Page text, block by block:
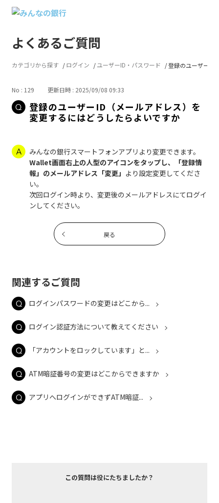
よくあるご質問
カテゴリから探す ログイン ユーザーID・パスワード 登録のユーザーID
No : 129 更新日時 : 2025/09/08 09:33
登録のユーザーID（メールアドレス）を
変更するにはどうしたらよいですか
みんなの銀行スマートフォンアプリより変更できます。
Wallet画面右上の人型のアイコンをタップし、「登録情
報」のメールアドレス「変更」 より設定変更してくださ
い。
次回ログイン時より、変更後のメールアドレスにてログイ
ンしてください。
戻る
関連するご質問
ログインパスワードの変更はどこから...
ログイン認証方法について教えてください
「アカウントをロックしています」と...
ATM暗証番号の変更はどこからできますか
アプリへログインができずATM暗証...
この質問は役にたちましたか？